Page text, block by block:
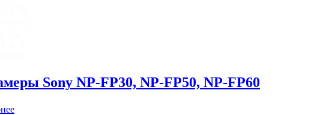
Sony NP-FP30, NP-FP50, NP-FP60